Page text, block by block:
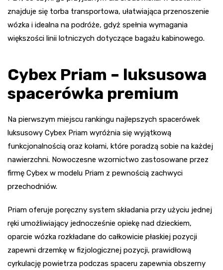
znajduje się torba transportowa, ułatwiająca przenoszenie
wózka i idealna na podróże, gdyż spełnia wymagania
większości linii lotniczych dotyczące bagażu kabinowego.
Cybex Priam – luksusowa
spacerówka premium
Na pierwszym miejscu rankingu najlepszych spacerówek
luksusowy Cybex Priam wyróżnia się wyjątkową
funkcjonalnością oraz kołami, które poradzą sobie na każdej
nawierzchni. Nowoczesne wzornictwo zastosowane przez
firmę Cybex w modelu Priam z pewnością zachwyci
przechodniów.
Priam oferuje poręczny system składania przy użyciu jednej
ręki umożliwiający jednocześnie opiekę nad dzieckiem,
oparcie wózka rozkładane do całkowicie płaskiej pozycji
zapewni drzemkę w fizjologicznej pozycji, prawidłową
cyrkulację powietrza podczas spaceru zapewnia obszerny